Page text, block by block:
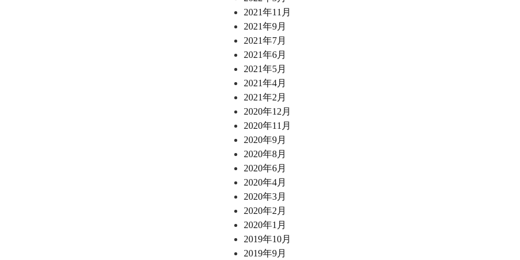
2021年11月
2021年9月
2021年7月
2021年6月
2021年5月
2021年4月
2021年2月
2020年12月
2020年11月
2020年9月
2020年8月
2020年6月
2020年4月
2020年3月
2020年2月
2020年1月
2019年10月
2019年9月